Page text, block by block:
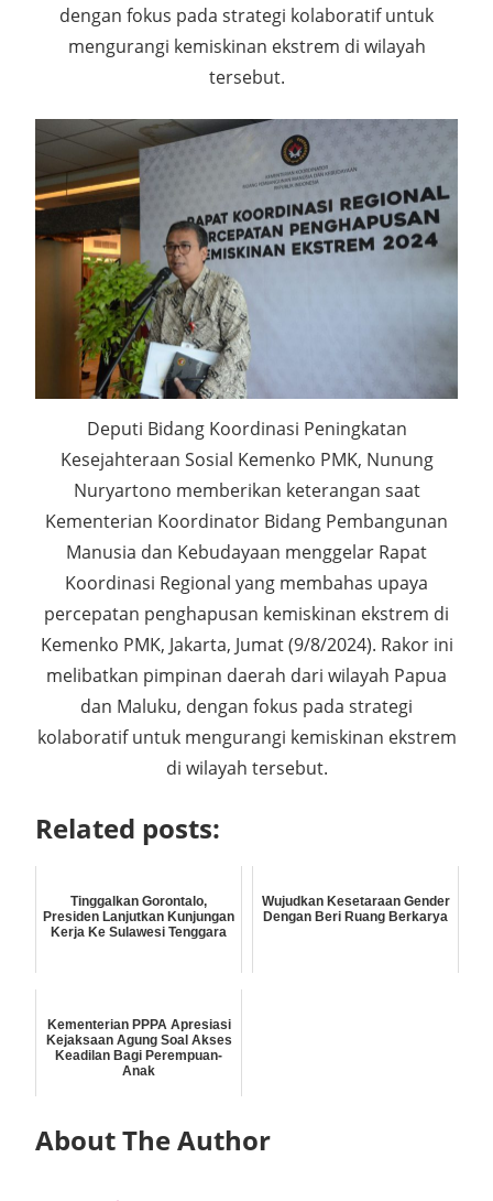
dengan fokus pada strategi kolaboratif untuk
mengurangi kemiskinan ekstrem di wilayah
tersebut.
Deputi Bidang Koordinasi Peningkatan
Kesejahteraan Sosial Kemenko PMK, Nunung
Nuryartono memberikan keterangan saat
Kementerian Koordinator Bidang Pembangunan
Manusia dan Kebudayaan menggelar Rapat
Koordinasi Regional yang membahas upaya
percepatan penghapusan kemiskinan ekstrem di
Kemenko PMK, Jakarta, Jumat (9/8/2024). Rakor ini
melibatkan pimpinan daerah dari wilayah Papua
dan Maluku, dengan fokus pada strategi
kolaboratif untuk mengurangi kemiskinan ekstrem
di wilayah tersebut.
Related posts:
Tinggalkan Gorontalo,
Presiden Lanjutkan Kunjungan
Kerja Ke Sulawesi Tenggara
Wujudkan Kesetaraan Gender
Dengan Beri Ruang Berkarya
Kementerian PPPA Apresiasi
Kejaksaan Agung Soal Akses
Keadilan Bagi Perempuan-
Anak
About The Author